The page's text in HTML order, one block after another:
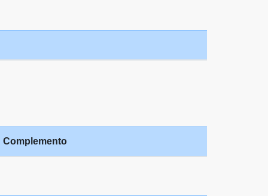
Complemento